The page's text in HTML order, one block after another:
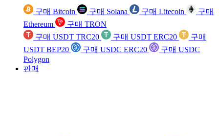
구매 Bitcoin 구매 Solana 구매 Litecoin
구매
Ethereum
구매 TRON
구매 USDT TRC20
구매 USDT ERC20
구매
USDT BEP20
구매 USDC ERC20
구매 USDC
Polygon
판매